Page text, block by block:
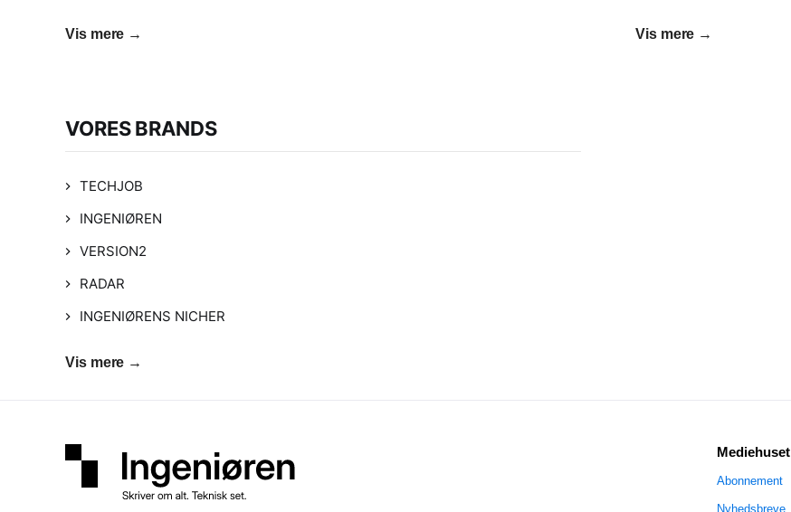
Vis mere → Vis mere →
VORES BRANDS
TECHJOB
INGENIØREN
VERSION2
RADAR
INGENIØRENS NICHER
Vis mere →
Mediehuset
Abonnement
Nyhedsbreve